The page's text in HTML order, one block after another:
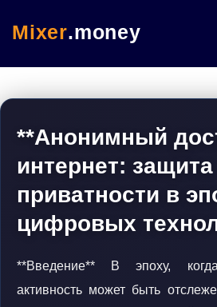
Mixer.money
**Анонимный
интернет: защита
приватности в
цифровых
**Введение** В эпоху,
активность может быть